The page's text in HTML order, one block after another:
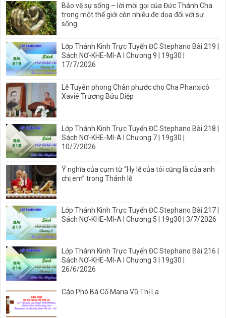
Bảo vệ sự sống – lời mời gọi của Đức Thánh Cha
trong một thế giới còn nhiều đe dọa đối với sự
sống
Lớp Thánh Kinh Trực Tuyến ĐC Stephano Bài 219 |
Sách NƠ-KHE-MI-A I Chương 9 | 19g30 |
17/7/2026
Lễ Tuyên phong Chân phước cho Cha Phanxicô
Xaviê Trương Bửu Diệp
Lớp Thánh Kinh Trực Tuyến ĐC Stephano Bài 218 |
Sách NƠ-KHE-MI-A I Chương 7 | 19g30 |
10/7/2026
Ý nghĩa của cụm từ “Hy lễ của tôi cũng là của anh
chị em” trong Thánh lễ
Lớp Thánh Kinh Trực Tuyến ĐC Stephano Bài 217 |
Sách NƠ-KHE-MI-A I Chương 5 | 19g30 | 3/7/2026
Lớp Thánh Kinh Trực Tuyến ĐC Stephano Bài 216 |
Sách NƠ-KHE-MI-A I Chương 3 | 19g30 |
26/6/2026
Cáo Phó Bà Cố Maria Vũ Thị La